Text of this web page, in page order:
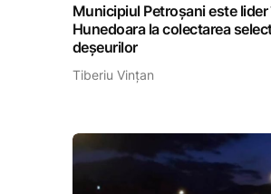
Municipiul Petroșani este
Hunedoara la colectarea
deșeurilor
Tiberiu Vințan